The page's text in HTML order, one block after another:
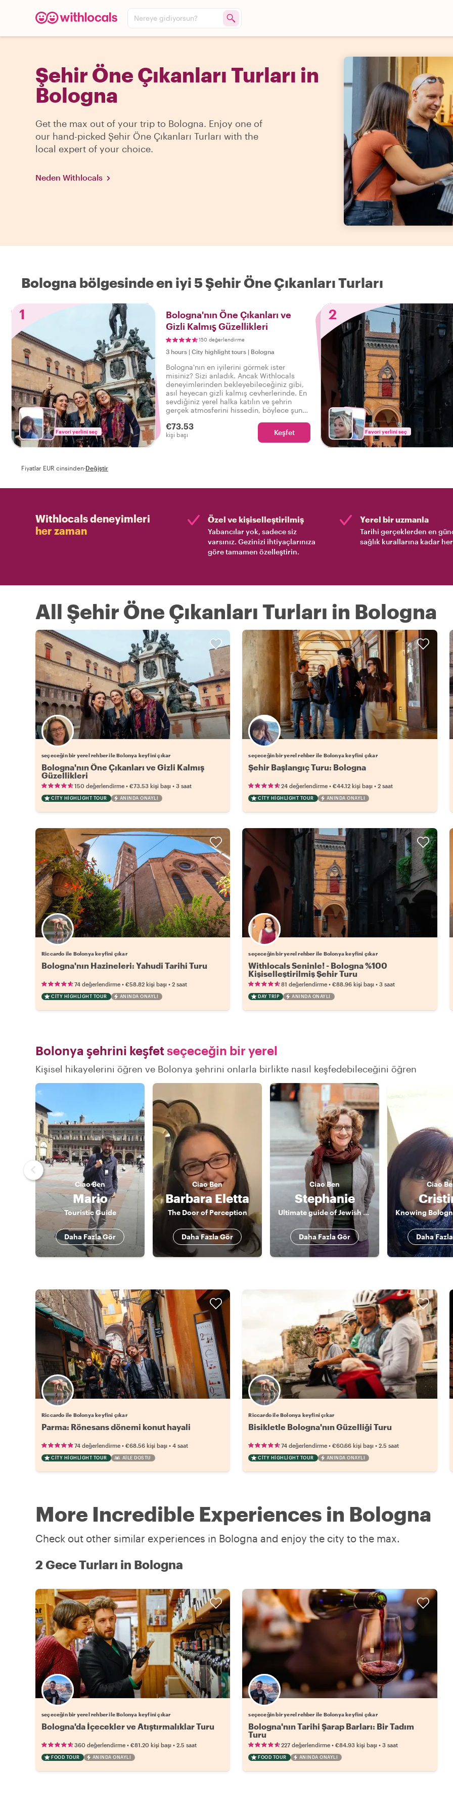
Nereye gidiyorsun?
Şehir Öne Çıkanları Turları in
Bologna
Get the max out of your trip to Bologna. Enjoy one of
our hand-picked Şehir Öne Çıkanları Turları with the
local expert of your choice.
Neden Withlocals
Bologna bölgesinde en iyi 5 Şehir Öne Çıkanları Turları
1
Favori yerlini seç
Bologna'nın Öne Çıkanları ve
Gizli Kalmış Güzellikleri
150 değerlendirme
3 hours | City highlight tours | Bologna
Bologna'nın en iyilerini görmek ister
misiniz? Sizi anladık. Ancak Withlocals
deneyimlerinden bekleyebileceğiniz gibi,
asıl heyecan gizli kalmış cevherlerinde. En
sevdiğiniz yerel halka katılın ve şehrin
gerçek atmosferini hissedin, böylece şunu
deneyimledim!
€73.53
kişi başı Keşfet
2
Favori yerlini seç
Fiyatlar EUR cinsinden·Değiştir
Withlocals deneyimleri
her zaman
Özel ve kişiselleştirilmiş
Yabancılar yok, sadece siz
varsınız. Gezinizi ihtiyaçlarınıza
göre tamamen özelleştirin.
Yerel bir uzmanla
Tarihi gerçeklerden en
sağlık kurallarına kadar
All Şehir Öne Çıkanları Turları in Bologna
Favori yerel rehberini seç
seçeceğin bir yerel rehber ile Bolonya keyfini çıkar
Bologna'nın Öne Çıkanları ve Gizli Kalmış
Güzellikleri
150 değerlendirme • €73.53 kişi başı • 3 saat
CITY HIGHLIGHT TOUR ANINDA ONAYLI
Favori yerel rehberini seç
seçeceğin bir yerel rehber ile Bolonya keyfini çıkar
Şehir Başlangıç Turu: Bologna
24 değerlendirme •€44.12 kişi başı •2 saat
CITY HIGHLIGHT TOUR ANINDA ONAYLI
Riccardo ile Bolonya keyfini çıkar
Bologna'nın Hazineleri: Yahudi Tarihi Turu
74 değerlendirme • €58.82 kişi başı • 2 saat
CITY HIGHLIGHT TOUR ANINDA ONAYLI
Favori yerel rehberini seç
seçeceğin bir yerel rehber ile Bolonya keyfini çıkar
Withlocals Seninle! - Bologna %100
Kişiselleştirilmiş Şehir Turu
81 değerlendirme •€88.96 kişi başı •3 saat
DAY TRIP ANINDA ONAYLI
Bolonya şehrini keşfetseçeceğin bir yerel
Kişisel hikayelerini öğren ve Bolonya şehrini onlarla birlikte nasıl keşfedebileceğini öğren
CiaoBen
Mario
Touristic Guide
Daha Fazla Gör
CiaoBen
Barbara Eletta
The Door of Perception
Daha Fazla Gör
CiaoBen
Stephanie
Ultimate guide of Jewish Emilia Romagna (you should learn about It!)
Daha Fazla Gör
Ciao
Daha
Riccardo ile Bolonya keyfini çıkar
Parma: Rönesans dönemi konut hayali
74 değerlendirme • €68.56 kişi başı • 4 saat
CITY HIGHLIGHT TOUR AILE DOSTU
Riccardo ile Bolonya keyfini çıkar
Bisikletle Bologna'nın Güzelliği Turu
74 değerlendirme •€60.66 kişi başı •2.5 saat
CITY HIGHLIGHT TOUR ANINDA ONAYLI
More Incredible Experiences in Bologna
Check out other similar experiences in Bologna and enjoy the city to the max.
2 Gece Turları in Bologna
Favori yerel rehberini seç
seçeceğin bir yerel rehber ile Bolonya keyfini çıkar
Bologna'da İçecekler ve Atıştırmalıklar Turu
360 değerlendirme • €81.20 kişi başı • 2.5 saat
FOOD TOUR ANINDA ONAYLI
Favori yerel rehberini seç
seçeceğin bir yerel rehber ile Bolonya keyfini çıkar
Bologna'nın Tarihi Şarap Barları: Bir Tadım
Turu
227 değerlendirme •€84.93 kişi başı •3 saat
FOOD TOUR ANINDA ONAYLI